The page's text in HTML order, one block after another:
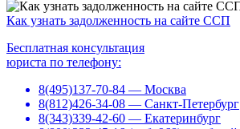
Как узнать задолженность на сайте ССП
Бесплатная консультация
юриста по телефону:
8(495)137-70-84 — Москва
8(812)426-34-08 — Санкт-Петербург
8(343)339-42-60 — Екатеринбург